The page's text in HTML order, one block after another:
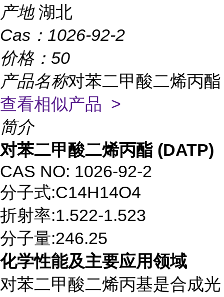
产地 湖北
Cas： 1026-92-2
价格： 50
产品名称对苯二甲酸二烯丙酯
查看相似产品 >
简介
对苯二甲酸二烯丙酯 (DATP)
CAS NO: 1026-92-2
分子式:C14H14O4
折射率:1.522-1.523
分子量:246.25
化学性能及主要应用领域
对苯二甲酸二烯丙基是合成光